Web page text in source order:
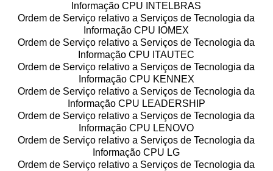
Informação CPU INTELBRAS
Ordem de Serviço relativo a Serviços de Tecnologia da
Informação CPU IOMEX
Ordem de Serviço relativo a Serviços de Tecnologia da
Informação CPU ITAUTEC
Ordem de Serviço relativo a Serviços de Tecnologia da
Informação CPU KENNEX
Ordem de Serviço relativo a Serviços de Tecnologia da
Informação CPU LEADERSHIP
Ordem de Serviço relativo a Serviços de Tecnologia da
Informação CPU LENOVO
Ordem de Serviço relativo a Serviços de Tecnologia da
Informação CPU LG
Ordem de Serviço relativo a Serviços de Tecnologia da